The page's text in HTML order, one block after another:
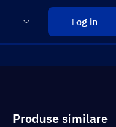
Log in
Produse similare